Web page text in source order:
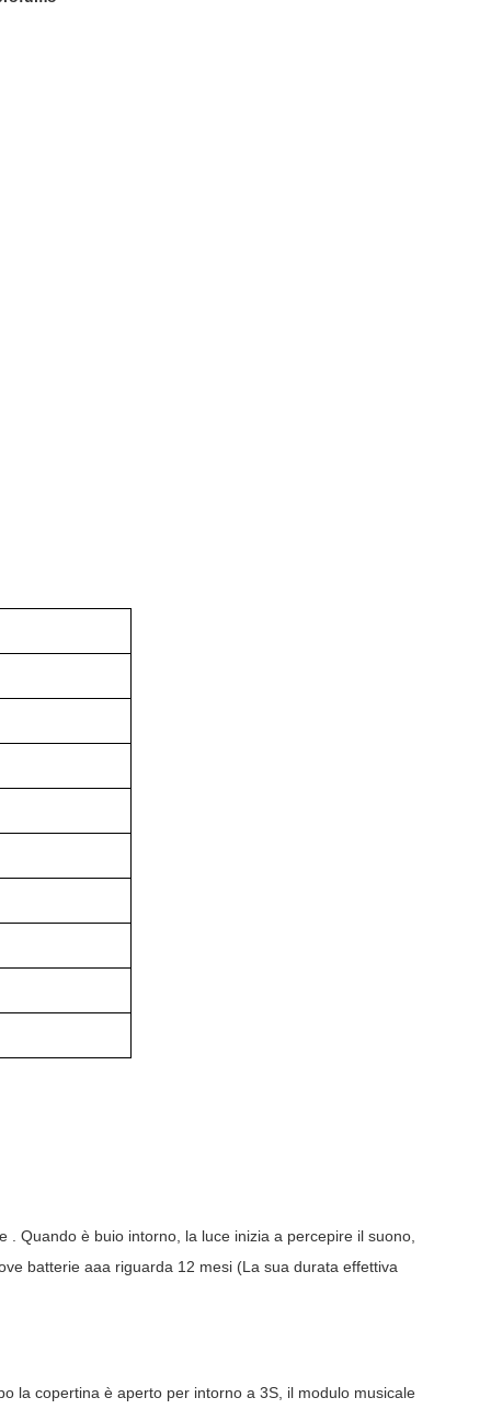
. Quando è buio intorno, la luce inizia a percepire il suono,
batterie aaa riguarda 12 mesi(La sua durata effettiva
la copertina è aperto perintorno a 3S, il modulo musicale